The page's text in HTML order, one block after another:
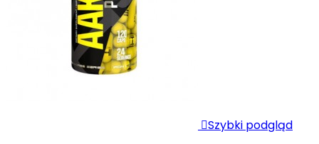
Szybki podgląd